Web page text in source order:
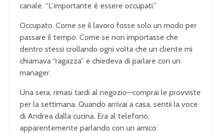
canale. “L’importante è essere occupati.”
Occupato. Come se il lavoro fosse solo un modo per
passare il tempo. Come se non importasse che
dentro stessi crollando ogni volta che un cliente mi
chiamava “ragazza” e chiedeva di parlare con un
manager.
Una sera, rimasi tardi al negozio—comprai le provviste
per la settimana. Quando arrivai a casa, sentii la voce
di Andrea dalla cucina. Era al telefono,
apparentemente parlando con un amico: